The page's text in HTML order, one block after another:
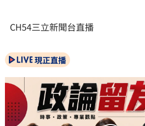
CH54三立新聞台直播
現正直播